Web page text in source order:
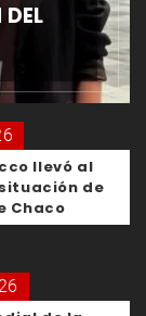
llevó al
situación de
Chaco